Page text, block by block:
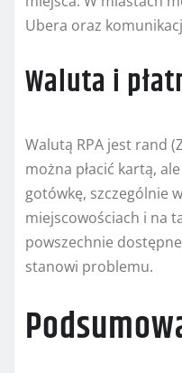
Ubera oraz
Waluta i
Walutą RPA jest rand
można płacić kartą,
gotówkę, szczególnie
miejscowościach i na
powszechnie
stanowi problemu.